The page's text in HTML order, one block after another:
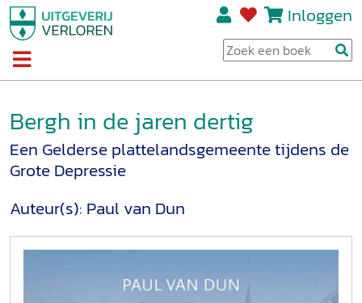
Inloggen
Bergh in de jaren dertig
Een Gelderse plattelandsgemeente tijdens de
Grote Depressie
Auteur(s): Paul van Dun